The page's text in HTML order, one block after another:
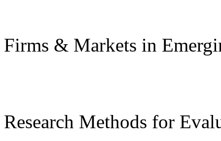
Firms & Markets in
Research Methods for